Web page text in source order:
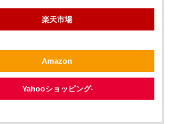
楽天市場
Amazon
Yahooショッピング